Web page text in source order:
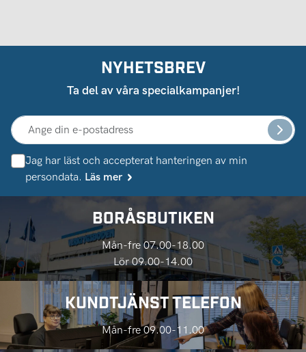
NYHETSBREV
Ta del av våra specialkampanjer!
Jag har läst och accepterat hanteringen av min
persondata. Läs mer
BORÅSBUTIKEN
Mån-fre 07.00-18.00
Lör 09.00-14.00
KUNDTJÄNST TELEFON
Mån-fre 09.00-11.00